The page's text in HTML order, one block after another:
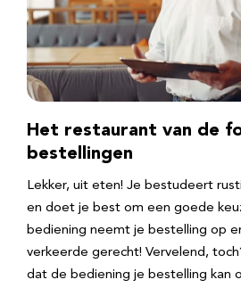
Het restaurant van de
bestellingen
Lekker, uit eten! Je bestudeert
en doet je best om een goede
bediening neemt je bestelling op
verkeerde gerecht! Vervelend,
dat de bediening je bestelling kan